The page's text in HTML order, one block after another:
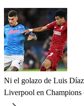
Ni el golazo de Luis
Liverpool en Champions